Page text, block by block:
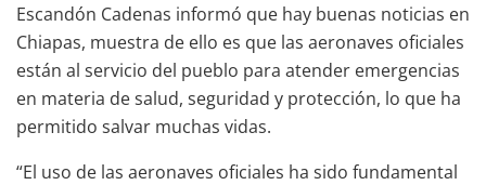
Escandón Cadenas informó que hay buenas noticias en
Chiapas, muestra de ello es que las aeronaves oficiales
están al servicio del pueblo para atender emergencias
en materia de salud, seguridad y protección, lo que ha
permitido salvar muchas vidas.
“El uso de las aeronaves oficiales ha sido fundamental